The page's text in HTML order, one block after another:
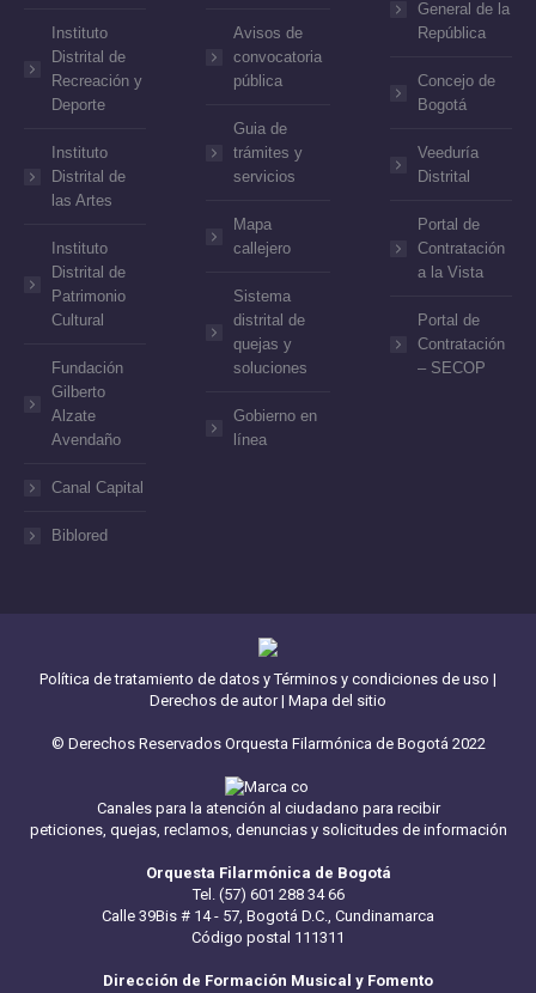
Instituto
Distrital de
Recreación y
Deporte
Instituto
Distrital de
las Artes
Instituto
Distrital de
Patrimonio
Cultural
Fundación
Gilberto
Alzate
Avendaño
Canal Capital
Biblored
Avisos de
convocatoria
pública
Guia de
trámites y
servicios
Mapa
callejero
Sistema
distrital de
quejas y
soluciones
Gobierno en
línea
General de la
República
Concejo de
Bogotá
Veeduría
Distrital
Portal de
Contratación
a la Vista
Portal de
Contratación
– SECOP
Política de tratamiento de datos y Términos y condiciones de uso |
Derechos de autor| Mapa del sitio
© Derechos Reservados Orquesta Filarmónica de Bogotá 2022
Canales para la atención al ciudadano para recibir
peticiones, quejas, reclamos, denuncias y solicitudes de información
Orquesta Filarmónica de Bogotá
Tel. (57) 601 288 34 66
Calle 39Bis # 14 - 57, Bogotá D.C., Cundinamarca
Código postal 111311
Dirección de Formación Musical y Fomento